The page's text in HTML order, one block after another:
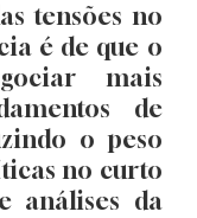
tensões no
é de que o
mais
de
o peso
no curto
análises da